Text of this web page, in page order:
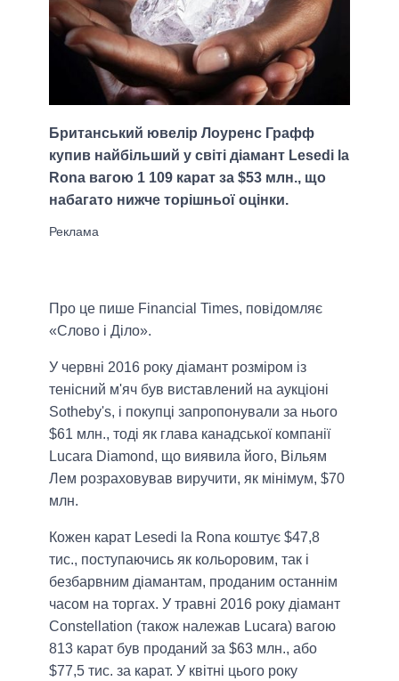
Британський ювелір Лоуренс Графф
купив найбільший у світі діамант Lesedi la
Rona вагою 1 109 карат за $53 млн., що
набагато нижче торішньої оцінки.
Про це пише Financial Times, повідомляє
«Слово і Діло».
У червні 2016 року діамант розміром із
тенісний м'яч був виставлений на аукціоні
Sotheby's, і покупці запропонували за нього
$61 млн., тоді як глава канадської компанії
Lucara Diamond, що виявила його, Вільям
Лем розраховував виручити, як мінімум, $70
млн.
Кожен карат Lesedi la Rona коштує $47,8
тис., поступаючись як кольоровим, так і
безбарвним діамантам, проданим останнім
часом на торгах. У травні 2016 року діамант
Constellation (також належав Lucara) вагою
813 карат був проданий за $63 млн., або
$77,5 тис. за карат. У квітні цього року